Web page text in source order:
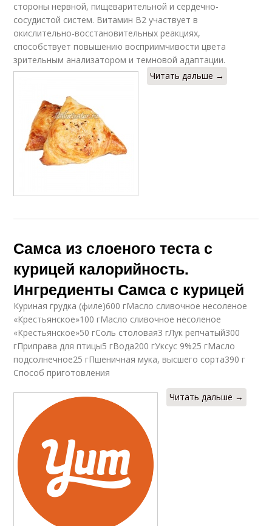
стороны нервной, пищеварительной и сердечно-
сосудистой систем. Витамин В2 участвует в
окислительно-восстановительных реакциях,
способствует повышению восприимчивости цвета
зрительным анализатором и темновой адаптации.
Читать дальше →
Самса из слоеного теста с
курицей калорийность.
Ингредиенты Самса с курицей
Куриная грудка (филе)600 гМасло сливочное несоленое
«Крестьянское»100 гМасло сливочное несоленое
«Крестьянское»50 гСоль столовая3 гЛук репчатый300
гПриправа для птицы5 гВода200 гУксус 9%25 гМасло
подсолнечное25 гПшеничная мука, высшего сорта390 г
Способ приготовления
Читать дальше →